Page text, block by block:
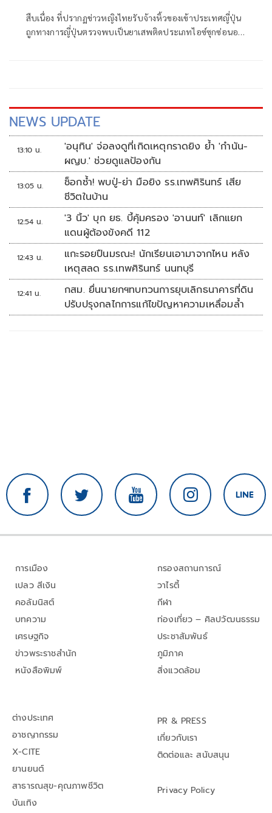
สืบเนื่อง ที่ปรากฏข่าวหญิงไทยรับจ้างหิ้วของเข้าประเทศญี่ปุ่น
ถูกทางการญี่ปุ่นตรวจพบเป็นยาเสพติดประเภทไอซ์ซุกซ่อนอยู่
NEWS UPDATE
13:10 น.
'อนุทิน' จ่อลงดูที่เกิดเหตุกราดยิง ย้ำ 'กำนัน-
ผญบ.' ช่วยดูแลป้องกัน
13:05 น.
ช็อกซ้ำ! พบปู่-ย่า มือยิง รร.เทพศิรินทร์ เสีย
ชีวิตในบ้าน
12:54 น.
'3 นิ้ว' บุก ยธ. บี้คุ้มครอง 'อานนท์' เลิกแยก
แดนผู้ต้องขังคดี 112
12:43 น.
แกะรอยปืนมรณะ! นักเรียนเอามาจากไหน หลัง
เหตุสลด รร.เทพศิรินทร์ นนทบุรี
12:41 น.
กสม. ยื่นนายกฯทบทวนการยุบเลิกธนาคารที่ดิน
ปรับปรุงกลไกการแก้ไขปัญหาความเหลื่อมล้ำ
การเมือง
เปลว สีเงิน
คอลัมนิสต์
บทความ
เศรษฐกิจ
ข่าวพระราชสำนัก
หนังสือพิมพ์
กรองสถานการณ์
วาไรตี้
กีฬา
ท่องเที่ยว – ศิลปวัฒนธรรม
ประชาสัมพันธ์
ภูมิภาค
สิ่งแวดล้อม
ต่างประเทศ
อาชญากรรม
X-CITE
ยานยนต์
สาธารณสุข-คุณภาพชีวิต
บันเทิง
PR & PRESS
เกี่ยวกับเรา
ติดต่อและ สนับสนุน
Privacy Policy